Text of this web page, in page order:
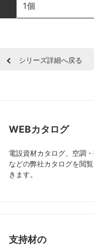
1個
シリーズ詳細へ戻る
WEBカタログ
電設資材カタログ、空調
などの弊社カタログを閲
きます。
支持材の